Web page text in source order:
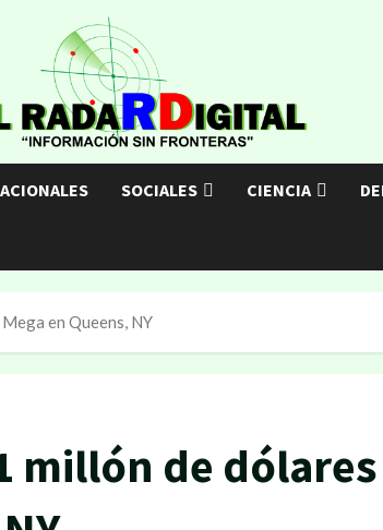
SOCIALES CIENCIA
en Queens, NY
millón de dólares